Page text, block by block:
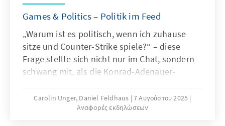
Games & Politics – Politik im Feed
„Warum ist es politisch, wenn ich zuhause
sitze und Counter-Strike spiele?“ – diese
Frage stellte sich nicht nur im Chat, sondern
schwang mit, als die Konrad-Adenauer-
foundation am 6. August zur achten Ausgabe
von Games & Politics einlud. Unter dem Titel
Carolin Unger, Daniel Feldhaus 7 Αυγούστου 2025
Αναφορές εκδηλώσεων